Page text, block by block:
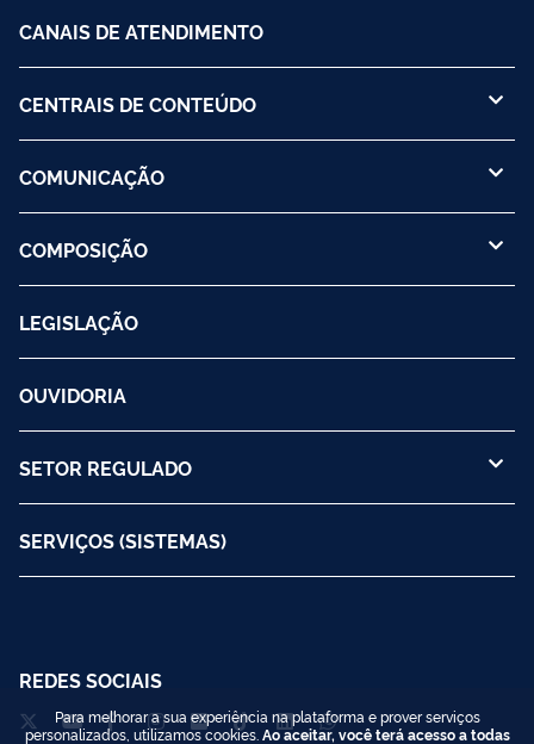
CANAIS DE ATENDIMENTO
CENTRAIS DE CONTEÚDO
COMUNICAÇÃO
COMPOSIÇÃO
LEGISLAÇÃO
OUVIDORIA
SETOR REGULADO
SERVIÇOS (SISTEMAS)
REDES SOCIAIS
Para melhorar a sua experiência na plataforma e prover serviços
personalizados, utilizamos cookies. Ao aceitar, você terá acesso a todas